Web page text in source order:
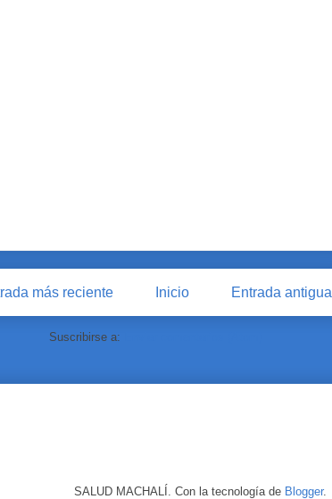
más reciente Entrada antigua
Inicio
Suscribirse a:
SALUD MACHALÍ. Con la tecnología de Blogger.